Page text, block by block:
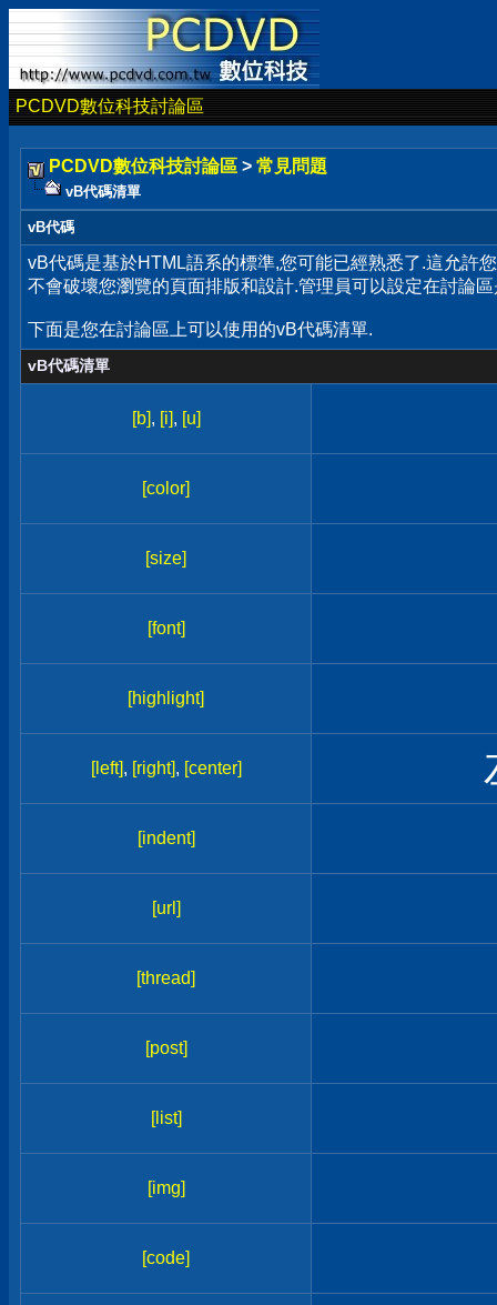
PCDVD數位科技討論區
PCDVD數位科技討論區 > 常見問題
vB代碼清單
vB代碼
vB代碼是基於HTML語系的標準,您可能已經熟悉了.這允許
不會破壞您瀏覽的頁面排版和設計.管理員可以設定在討論
下面是您在討論區上可以使用的vB代碼清單.
vB代碼清單
[b], [i], [u]
[color]
[size]
[font]
[highlight]
[left], [right], [center]
[indent]
[url]
[thread]
[post]
[list]
[img]
[code]